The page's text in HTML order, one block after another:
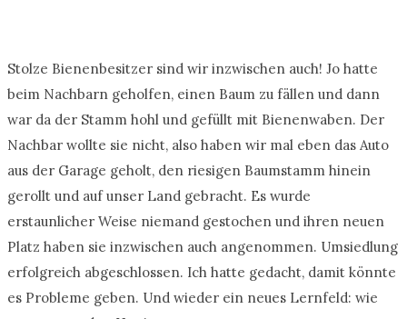
Stolze Bienenbesitzer sind wir inzwischen auch! Jo hatte
beim Nachbarn geholfen, einen Baum zu fällen und dann
war da der Stamm hohl und gefüllt mit Bienenwaben. Der
Nachbar wollte sie nicht, also haben wir mal eben das Auto
aus der Garage geholt, den riesigen Baumstamm hinein
gerollt und auf unser Land gebracht. Es wurde
erstaunlicher Weise niemand gestochen und ihren neuen
Platz haben sie inzwischen auch angenommen. Umsiedlung
erfolgreich abgeschlossen. Ich hatte gedacht, damit könnte
es Probleme geben. Und wieder ein neues Lernfeld: wie